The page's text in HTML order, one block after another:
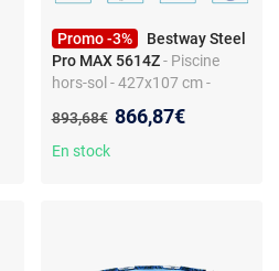
Promo -3%
Bestway Steel
Pro MAX 5614Z - Piscine
hors-sol - 427x107 cm -
filtration
Ancien prix :
893,68€ Nouveau prix :
866,87€
En stock